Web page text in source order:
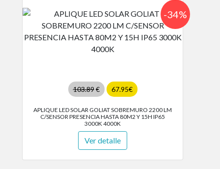
103.89€ 67.95€
-34%
APLIQUE LED SOLAR GOLIAT SOBREMURO 2200 LM
C/SENSOR PRESENCIA HASTA 80M2 Y 15H IP65
3000K 4000K
Ver detalle